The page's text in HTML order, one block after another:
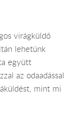
virágküldő
lehetünk
együtt
az odaadással
mint mi